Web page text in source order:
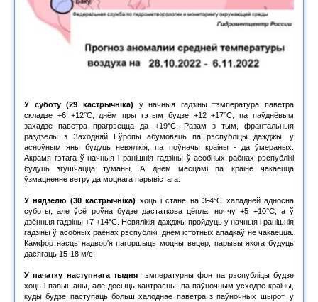
У суботу (29 кастрычніка) у начныя гадзіны тэмпература паветра
складзе +6 +12°С, днём пры гэтым будзе +12 +17°С, па паўднёвым
захадзе паветра прагрэецца да +19°С. Разам з тым, франтальныя
раздзелы з Заходняй Еўропы абумовяць па рэспубліцы дажджы, у
асноўным яны будуць невялікія, па поўначы краіны - да ўмераных.
Акрамя гэтага ў начныя і ранішнія гадзіны ў асобных раёнах рэспублікі
будуць згушчацца туманы. А днём месцамі па краіне чакаецца
ўзмацненне ветру да моцнага парывістага.
У нядзелю (30 кастрычніка) хоць і стане на 3-4°С халадней адносна
суботы, але ўсё роўна будзе дастаткова цёпла: ноччу +5 +10°С, а ў
дзённыя гадзіны +7 +14°С. Невялікія дажджы пройдуць у начныя і ранішнія
гадзіны ў асобных раёнах рэспублікі, днём істотных ападкаў не чакаецца.
Камфортнасць надвор'я пагоршыць моцны вецер, парывы якога будуць
дасягаць 15-18 м/с.
У пачатку наступнага тыднятэмпературны фон па рэспубліцы будзе
хоць і павышаны, але досыць кантрасны: па паўночным усходзе краіны,
куды будзе паступаць больш халоднае паветра з паўночных шырот, у